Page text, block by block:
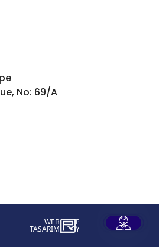
No: 69/A
WEB
TASARIM
İSTANBUL WEB TASARIM AJANSI -